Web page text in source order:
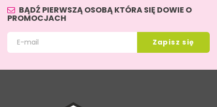
BĄDŹ PIERWSZĄ OSOBĄ KTÓRA SIĘ DOWIE O
PROMOCJACH